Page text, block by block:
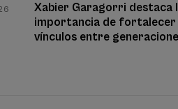
Xabier Garagorri destaca
importancia de fortalecer
vínculos entre